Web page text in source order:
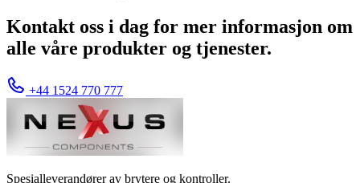
Kontakt oss i dag for mer informasjon om
alle våre produkter og tjenester.
+44 1524 770 777
Spesialleverandører av brytere og kontroller.